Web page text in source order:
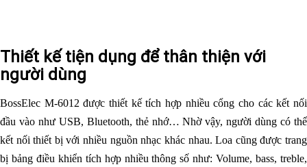
Thiết kế tiện dụng để thân thiện với
người dùng
BossElec M-6012 được thiết kế tích hợp nhiều cổng cho các kết nối
đầu vào như USB, Bluetooth, thẻ nhớ… Nhờ vậy, người dùng có thể
kết nối thiết bị với nhiều nguồn nhạc khác nhau. Loa cũng được trang
bị bảng điều khiển tích hợp nhiều thông số như: Volume, bass, treble,